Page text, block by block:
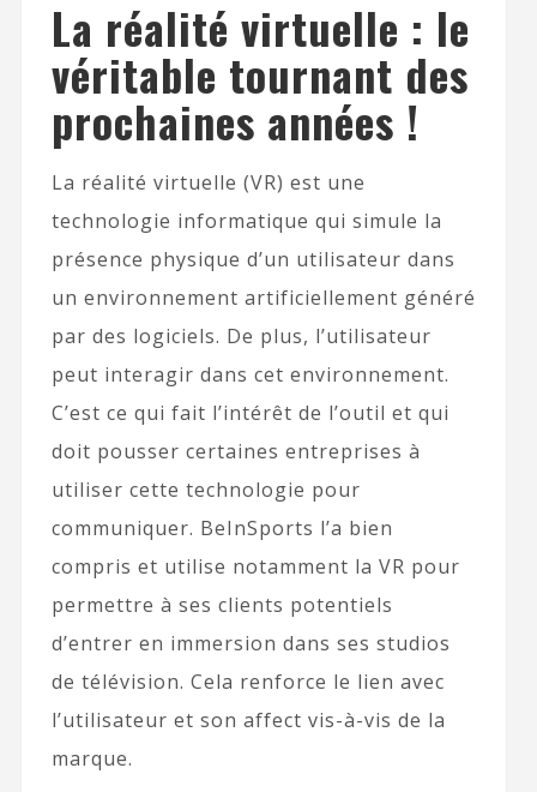
La réalité virtuelle : le
véritable tournant des
prochaines années !
La réalité virtuelle (VR) est une
technologie informatique qui simule la
présence physique d’un utilisateur dans
un environnement artificiellement généré
par des logiciels. De plus, l’utilisateur
peut interagir dans cet environnement.
C’est ce qui fait l’intérêt de l’outil et qui
doit pousser certaines entreprises à
utiliser cette technologie pour
communiquer. BeInSports l’a bien
compris et utilise notamment la VR pour
permettre à ses clients potentiels
d’entrer en immersion dans ses studios
de télévision. Cela renforce le lien avec
l’utilisateur et son affect vis-à-vis de la
marque.